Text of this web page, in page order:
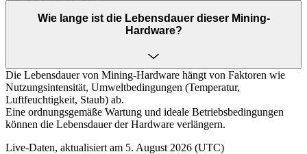
Wie lange ist die Lebensdauer dieser Mining-
Hardware?
Die Lebensdauer von Mining-Hardware hängt von Faktoren wie
Nutzungsintensität, Umweltbedingungen (Temperatur,
Luftfeuchtigkeit, Staub) ab.
Eine ordnungsgemäße Wartung und ideale Betriebsbedingungen
können die Lebensdauer der Hardware verlängern.
Live-Daten, aktualisiert am 5. August 2026 (UTC)